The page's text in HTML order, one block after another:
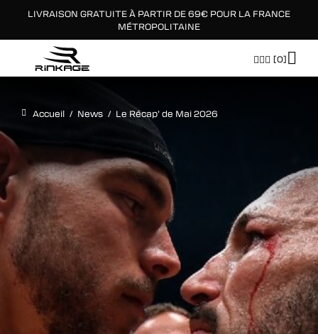
LIVRAISON GRATUITE À PARTIR DE 69€ POUR LA FRANCE
MÉTROPOLITAINE
[0]
Accueil / News / Le Récap’ de Mai 2026